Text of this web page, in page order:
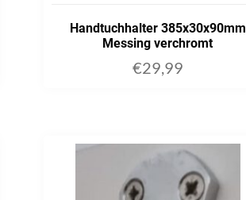
Handtuchhalter 385x30x90mm
Messing verchromt
€29,99
ADD TO CART